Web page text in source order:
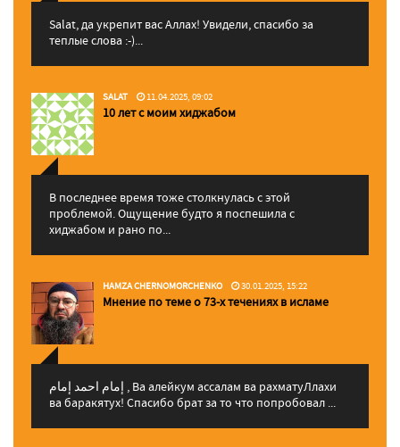
Salat, да укрепит вас Аллаx! Увидели, спасибо за
теплые слова :-)...
SALAT 11.04.2025, 09:02
10 лет с моим хиджабом
В последнее время тоже столкнулась с этой
проблемой. Ощущение будто я поспешила с
хиджабом и рано по...
HAMZA CHERNOMORCHENKO 30.01.2025, 15:22
Мнение по теме о 73-х течениях в исламе
إمام احمد إمام , Ва алейкум ассалам ва рахматуЛлахи
ва баракятух! Спасибо брат за то что попробовал ...